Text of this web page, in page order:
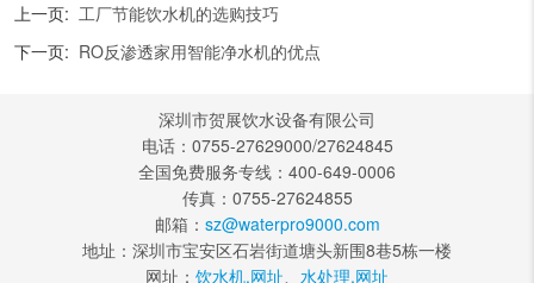
上一页: 工厂节能饮水机的选购技巧
下一页: RO反渗透家用智能净水机的优点
深圳市贺展饮水设备有限公司
电话：0755-27629000/27624845
全国免费服务专线：400-649-0006
传真：0755-27624855
邮箱： sz@waterpro9000.com
地址：深圳市宝安区石岩街道塘头新围8巷5栋一楼
网址： 饮水机.网址、 水处理.网址